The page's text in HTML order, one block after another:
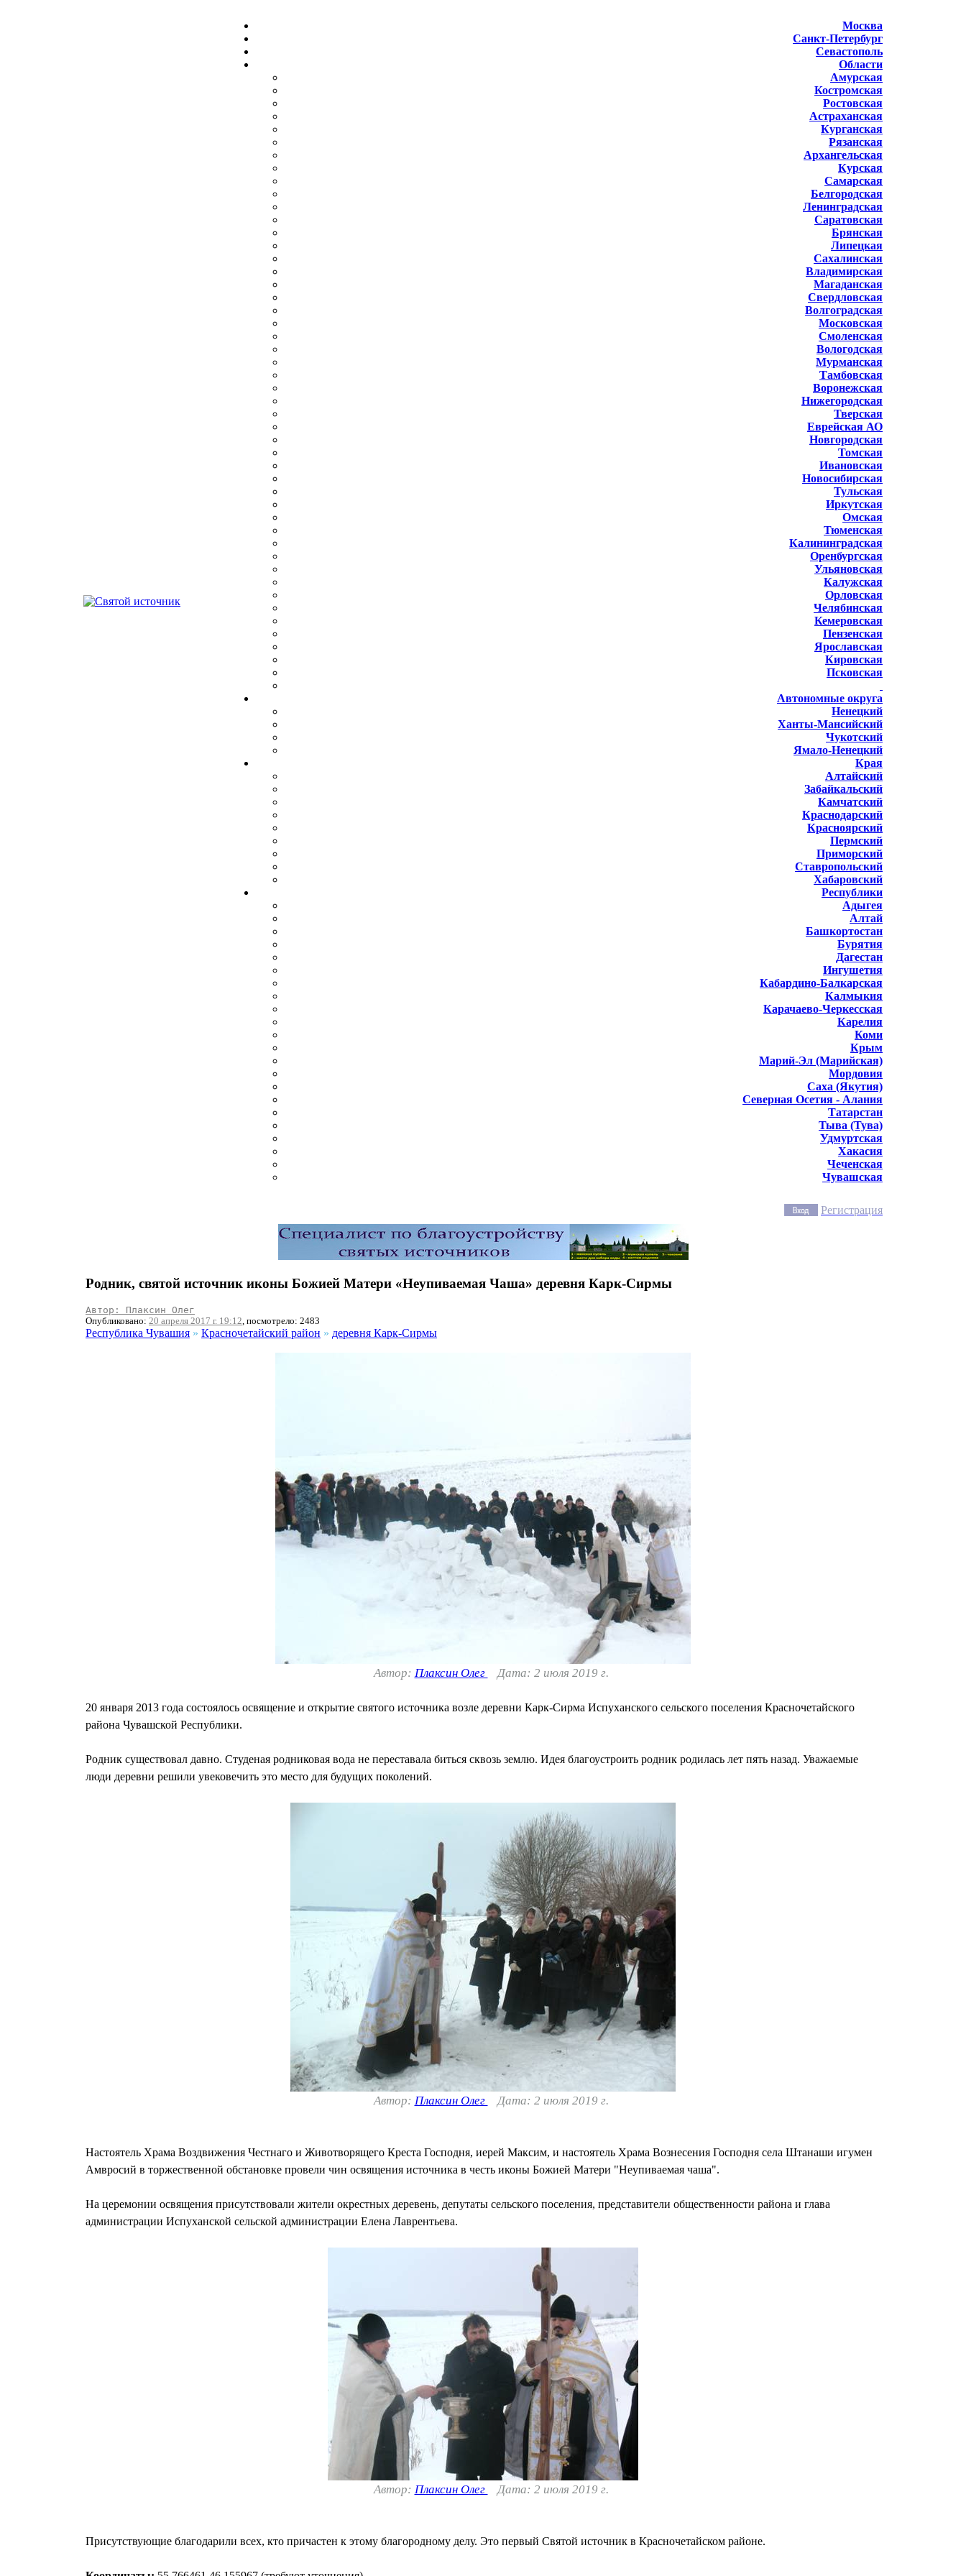
Москва
Санкт-Петербург
Севастополь
Области
Амурская
Костромская
Ростовская
Астраханская
Курганская
Рязанская
Архангельская
Курская
Самарская
Белгородская
Ленинградская
Саратовская
Брянская
Липецкая
Сахалинская
Владимирская
Магаданская
Свердловская
Волгоградская
Московская
Смоленская
Вологодская
Мурманская
Тамбовская
Воронежская
Нижегородская
Тверская
Еврейская АО
Новгородская
Томская
Ивановская
Новосибирская
Тульская
Иркутская
Омская
Тюменская
Калининградская
Оренбургская
Ульяновская
Калужская
Орловская
Челябинская
Кемеровская
Пензенская
Ярославская
Кировская
Псковская
Автономные округа
Ненецкий
Ханты-Мансийский
Чукотский
Ямало-Ненецкий
Края
Алтайский
Забайкальский
Камчатский
Краснодарский
Красноярский
Пермский
Приморский
Ставропольский
Хабаровский
Республики
Адыгея
Алтай
Башкортостан
Бурятия
Дагестан
Ингушетия
Кабардино-Балкарская
Калмыкия
Карачаево-Черкесская
Карелия
Коми
Крым
Марий-Эл (Марийская)
Мордовия
Саха (Якутия)
Северная Осетия - Алания
Татарстан
Тыва (Тува)
Удмуртская
Хакасия
Чеченская
Чувашская
Регистрация
Родник, святой источник иконы Божией Матери «Неупиваемая Чаша» деревня Карк-Сирмы
Автор: Плаксин Олег
Опубликовано: 20 апреля 2017 г. 19:12, посмотрело: 2483
Республика Чувашия » Красночетайский район » деревня Карк-Сирмы
Автор: Плаксин Олег Дата: 2 июля 2019 г.
20 января 2013 года состоялось освящение и открытие святого источника возле деревни Карк-Сирма Испуханского сельского поселения Красночетайского
района Чувашской Республики.
Родник существовал давно. Студеная родниковая вода не переставала биться сквозь землю. Идея благоустроить родник родилась лет пять назад. Уважаемые
люди деревни решили увековечить это место для будущих поколений.
Автор: Плаксин Олег Дата: 2 июля 2019 г.
Настоятель Храма Воздвижения Честнаго и Животворящего Креста Господня, иерей Максим, и настоятель Храма Вознесения Господня села Штанаши игумен
Амвросий в торжественной обстановке провели чин освящения источника в честь иконы Божией Матери "Неупиваемая чаша".
На церемонии освящения присутствовали жители окрестных деревень, депутаты сельского поселения, представители общественности района и глава
администрации Испуханской сельской администрации Елена Лаврентьева.
Автор: Плаксин Олег Дата: 2 июля 2019 г.
Присутствующие благодарили всех, кто причастен к этому благородному делу. Это первый Святой источник в Красночетайском районе.